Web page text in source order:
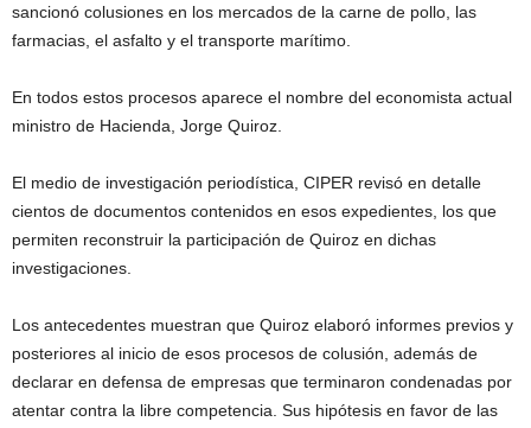
sancionó colusiones en los mercados de la carne de pollo, las
farmacias, el asfalto y el transporte marítimo.
En todos estos procesos aparece el nombre del economista actual
ministro de Hacienda, Jorge Quiroz.
El medio de investigación periodística, CIPER revisó en detalle
cientos de documentos contenidos en esos expedientes, los que
permiten reconstruir la participación de Quiroz en dichas
investigaciones.
Los antecedentes muestran que Quiroz elaboró informes previos y
posteriores al inicio de esos procesos de colusión, además de
declarar en defensa de empresas que terminaron condenadas por
atentar contra la libre competencia. Sus hipótesis en favor de las